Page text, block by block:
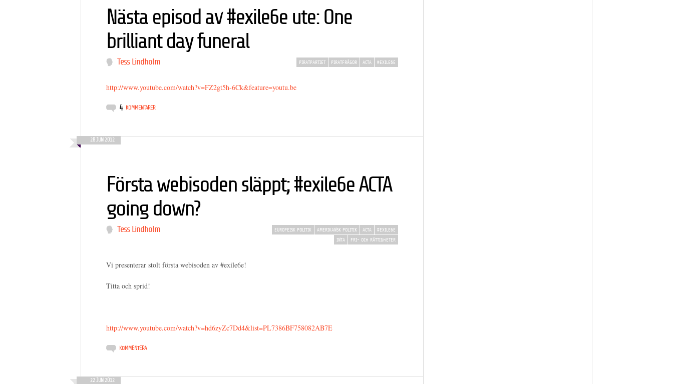
Nästa episod av #exile6e ute: One
brilliant day funeral
Tess Lindholm #EXILE6E
ACTA
PIRATFRÅGOR
PIRATPARTIET
http://www.youtube.com/watch?v=FZ2gt5h-6Ck&feature=youtu.be
4 KOMMENTARER
28 JUN 2012
Första webisoden släppt; #exile6e ACTA
going down?
Tess Lindholm #EXILE6E
ACTA
AMERIKANSK POLITIK
EUROPEISK POLITIK
FRI- OCH RÄTTIGHETER
INTA
Vi presenterar stolt första webisoden av #exile6e!
Titta och sprid!
http://www.youtube.com/watch?v=hd6zyZc7Dd4&list=PL7386BF758082AB7E
KOMMENTERA
22 JUN 2012